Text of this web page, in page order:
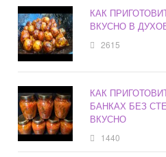
КАК
ВКУСНО В
2615
КАК
БАНКАХ БЕЗ
ВКУСНО
1440